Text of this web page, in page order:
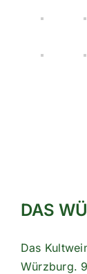
DAS
Das
Würzburg.